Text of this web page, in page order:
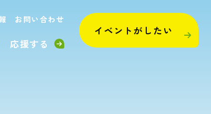
お問い合わせ
応援する
イベントがしたい